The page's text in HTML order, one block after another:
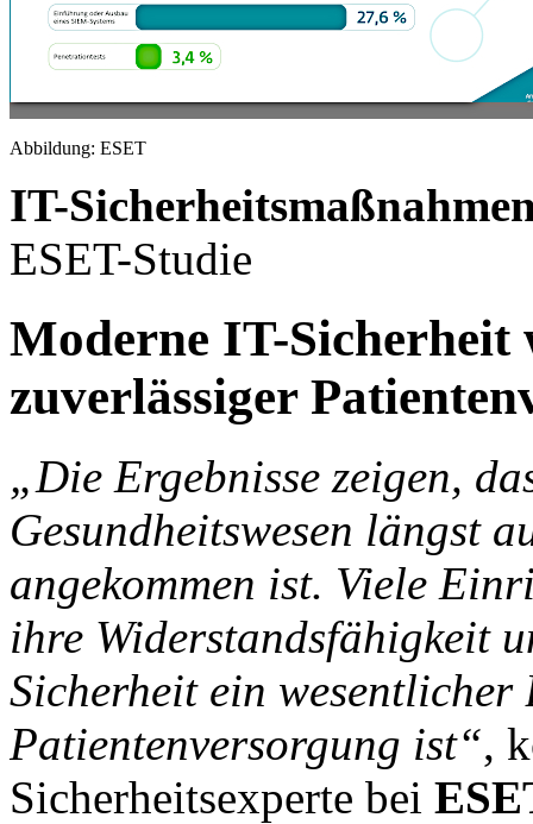
Abbildung: ESET
IT-
ESET-Studie
Moderne IT-Sicherheit
zuverlässiger
„Die Ergebnisse zeigen,
Gesundheitswesen längst
angekommen ist. Viele
ihre Widerstandsfähigkeit
Sicherheit ein
Patientenversorgung ist“,
Sicherheitsexperte bei